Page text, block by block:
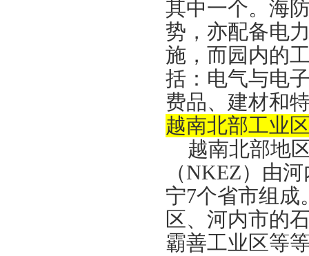
其中一个。海
势，亦配备电
施，而园内的
括：电气与电
费品、建材和
越南北部工业
越南北部地
（NKEZ）由
宁7个省市组成
区、河内市的
霸善工业区等